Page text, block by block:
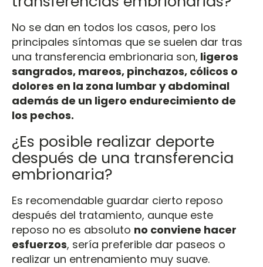
No se dan en todos los casos, pero los
principales síntomas que se suelen dar tras
una transferencia embrionaria son, ligeros
sangrados, mareos, pinchazos, cólicos o
dolores en la zona lumbar y abdominal
además de un ligero endurecimiento de
los pechos.
¿Es posible realizar deporte
después de una transferencia
embrionaria?
Es recomendable guardar cierto reposo
después del tratamiento, aunque este
reposo no es absoluto no conviene hacer
esfuerzos, sería preferible dar paseos o
realizar un entrenamiento muy suave.